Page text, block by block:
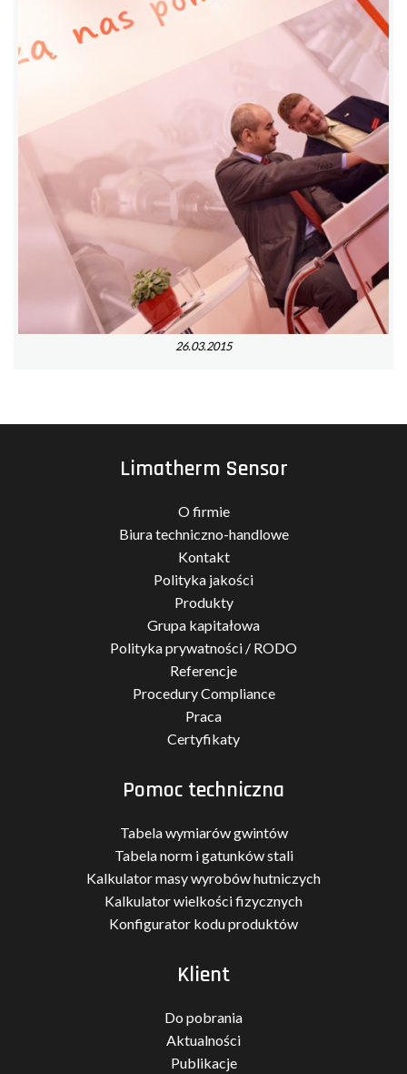
26.03.2015
Limatherm Sensor
O firmie
Biura techniczno-handlowe
Kontakt
Polityka jakości
Produkty
Grupa kapitałowa
Polityka prywatności / RODO
Referencje
Procedury Compliance
Praca
Certyfikaty
Pomoc techniczna
Tabela wymiarów gwintów
Tabela norm i gatunków stali
Kalkulator masy wyrobów hutniczych
Kalkulator wielkości fizycznych
Konfigurator kodu produktów
Klient
Do pobrania
Aktualności
Publikacje